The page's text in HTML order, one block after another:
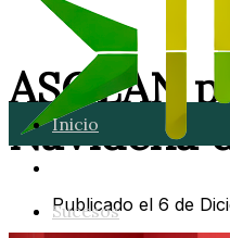
Inicio
Sucesos
ASOLAN
Navideña
Publicado el 6 de